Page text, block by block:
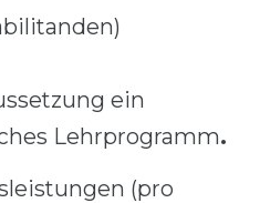
ein
Lehrprogramm.
(pro